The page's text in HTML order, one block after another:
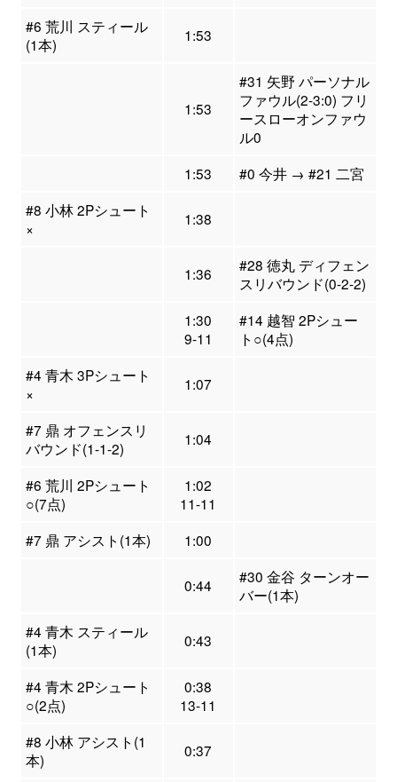
#6 荒川 スティール
(1本)
1:53
1:53
#31 矢野 パーソナル
ファウル(2-3:0) フリ
ースローオンファウ
ル0
1:53
#0 今井 → #21 二宮
#8 小林 2Pシュート
×
1:38
1:36
#28 徳丸 ディフェン
スリバウンド(0-2-2)
1:30
9-11
#14 越智 2Pシュー
ト○(4点)
#4 青木 3Pシュート
×
1:07
#7 鼎 オフェンスリ
バウンド(1-1-2)
1:04
#6 荒川 2Pシュート
○(7点)
1:02
11-11
#7 鼎 アシスト(1本)
1:00
0:44
#30 金谷 ターンオー
バー(1本)
#4 青木 スティール
(1本)
0:43
#4 青木 2Pシュート
○(2点)
0:38
13-11
#8 小林 アシスト(1
本)
0:37